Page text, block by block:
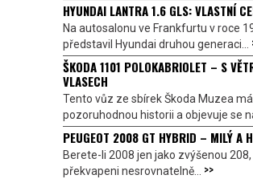
HYUNDAI LANTRA 1.6 GLS: VLASTNÍ
Na autosalonu ve Frankfurtu v roce
představil Hyundai druhou generaci...
ŠKODA 1101 POLOKABRIOLET – S
VLASECH
Tento vůz ze sbírek Škoda Muzea má
pozoruhodnou historii a objevuje se
PEUGEOT 2008 GT HYBRID – MILÝ A
Berete-li 2008 jen jako zvýšenou
překvapeni nesrovnatelně... >>